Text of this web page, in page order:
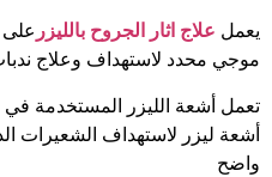
يعمل علاج اثار الجروح بالليزر على
موجي محدد لاستهداف وعلاج
تعمل أشعة الليزر المستخدمة في
أشعة ليزر لاستهداف الشعيرات
واضح